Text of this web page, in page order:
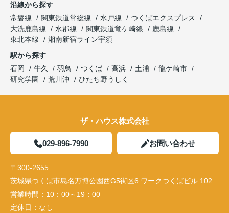
沿線から探す
常磐線
関東鉄道常総線 水戸線
つくばエクスプレス
大洗鹿島線
水郡線 関東鉄道竜ケ崎線
鹿島線
東北本線
湘南新宿ライン宇須
駅から探す
石岡
牛久 羽鳥 つくば 高浜 土浦
龍ケ崎市
研究学園
荒川沖 ひたち野うしく
ザ・ハウス株式会社
029-896-7990 お問い合わせ
〒300-2655
茨城県つくば市島名万博公園西G5街区6 ワークつくばビル 102
営業時間： 10：00～19：00
定休日： なし